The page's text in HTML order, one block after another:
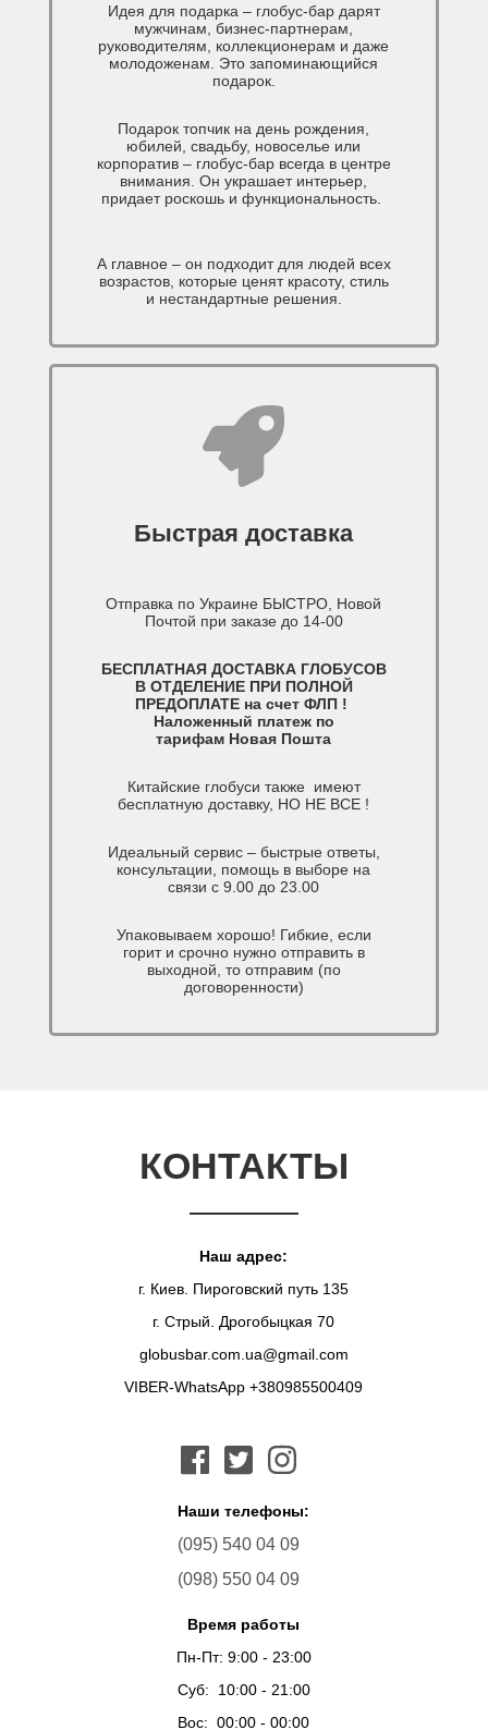
Идея для подарка – глобус-бар дарят
мужчинам, бизнес-партнерам,
руководителям, коллекционерам и даже
молодоженам. Это запоминающийся
подарок.
Подарок топчик на день рождения,
юбилей, свадьбу, новоселье или
корпоратив – глобус-бар всегда в центре
внимания. Он украшает интерьер,
придает роскошь и функциональность.
А главное – он подходит для людей всех
возрастов, которые ценят красоту, стиль
и нестандартные решения.
Быстрая доставка
Отправка по Украине БЫСТРО, Новой
Почтой при заказе до 14-00
БЕСПЛАТНАЯ ДОСТАВКА ГЛОБУСОВ
В ОТДЕЛЕНИЕ ПРИ ПОЛНОЙ
ПРЕДОПЛАТЕ на счет ФЛП !
Наложенный платеж по
тарифам Новая Пошта
Китайские глобуси также имеют
бесплатную доставку, НО НЕ ВСЕ !
Идеальный сервис – быстрые ответы,
консультации, помощь в выборе на
связи с 9.00 до 23.00
Упаковываем хорошо! Гибкие, если
горит и срочно нужно отправить в
выходной, то отправим (по
договоренности)
КОНТАКТЫ
Наш адрес:
г. Киев. Пироговский путь 135
г. Стрый. Дрогобыцкая 70
globusbar.com.ua@gmail.com
VIBER-WhatsApp +380985500409
Наши телефоны:
(095) 540 04 09
(098) 550 04 09
Время работы
Пн-Пт: 9:00 - 23:00
Суб: 10:00 - 21:00
Вос: 00:00 - 00:00